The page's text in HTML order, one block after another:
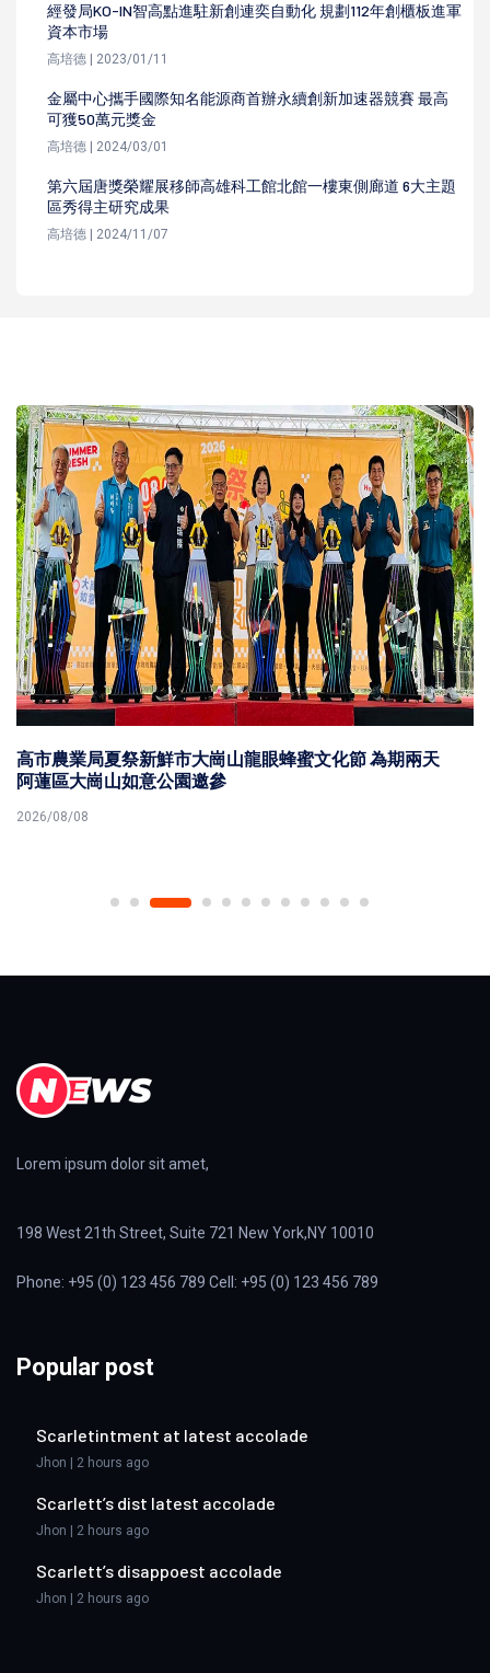
經發局KO-IN智高點進駐新創連奕自動化 規劃112年創櫃板進軍
資本市場
高培德 | 2023/01/11
金屬中心攜手國際知名能源商首辦永續創新加速器競賽 最高
可獲50萬元獎金
高培德 | 2024/03/01
第六屆唐獎榮耀展移師高雄科工館北館一樓東側廊道 6大主題
區秀得主研究成果
高培德 | 2024/11/07
高市農業局夏祭新鮮市大崗山龍眼蜂蜜文化節 為期兩天
阿蓮區大崗山如意公園邀參
2026/08/08
Lorem ipsum dolor sit amet,
198 West 21th Street, Suite 721 New York,NY 10010
Phone: +95 (0) 123 456 789 Cell: +95 (0) 123 456 789
Popular post
Scarletintment at latest accolade
Jhon | 2 hours ago
Scarlett’s dist latest accolade
Jhon | 2 hours ago
Scarlett’s disappoest accolade
Jhon | 2 hours ago